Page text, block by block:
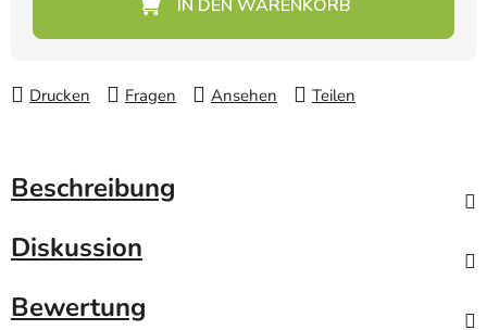
Drucken Fragen Ansehen Teilen
Beschreibung
Diskussion
Bewertung